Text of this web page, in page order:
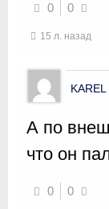
0 0
15 л. назад
KAREL
А по
что он
0 0